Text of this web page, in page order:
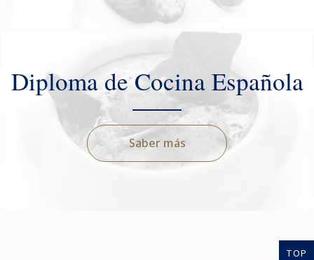
Diploma de Cocina Española
Saber más
TOP